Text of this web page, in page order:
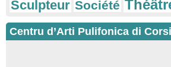
Sculpteur Société
Centru d’Arti Pulifonica di